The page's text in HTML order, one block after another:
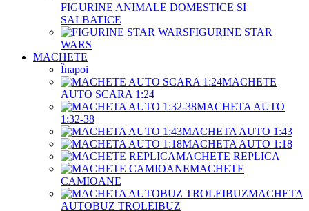
FIGURINE ANIMALE DOMESTICE SI
SALBATICE
FIGURINE STAR
WARS
MACHETE
Înapoi
MACHETE
AUTO SCARA 1:24
MACHETA AUTO
1:32-38
MACHETA AUTO 1:43
MACHETA AUTO 1:18
MACHETE REPLICA
MACHETE
CAMIOANE
MACHETA
AUTOBUZ TROLEIBUZ